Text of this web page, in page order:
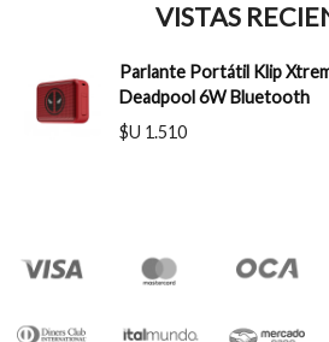
VISTAS
Parlante Portátil Klip
Deadpool 6W Bluetooth
$U 1.510